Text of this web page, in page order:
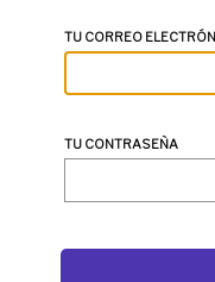
TU CORREO
TU CONTRASEÑA